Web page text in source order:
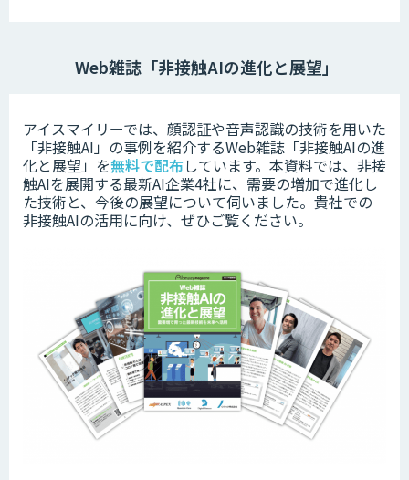
Web雑誌「非接触AIの進化と展望」
アイスマイリーでは、顔認証や音声認識の技術を用いた
「非接触AI」の事例を紹介するWeb雑誌「非接触AIの進
化と展望」を無料で配布しています。本資料では、非接
触AIを展開する最新AI企業4社に、需要の増加で進化し
た技術と、今後の展望について伺いました。 貴社での
非接触AIの活用に向け、ぜひご覧ください。